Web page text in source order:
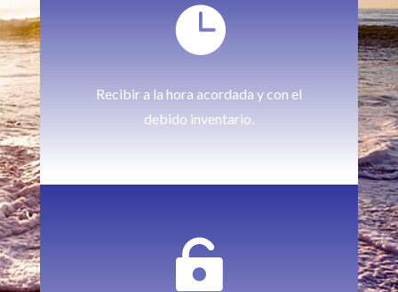

Recibir a la hora acordada y con el
debido inventario.
